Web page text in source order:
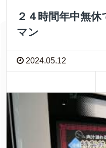
２４時間年中無
マン
2024.05.12